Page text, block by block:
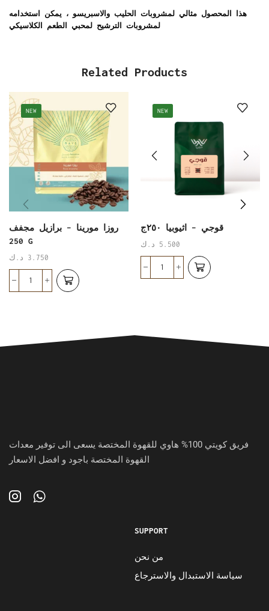
هذا المحصول مثالي لمشروبات الحليب والاسبريسو ، يمكن استخدامه
لمشروبات الترشيح لمحبي الطعم الكلاسيكي
Related Products
NEW
روزا مورينا – برازيل مجفف
250 G
3.750 د.ك
NEW
قوجي – اثيوبيا ٢٥٠ج
5.500 د.ك
فريق كويتي 100% هاوي للقهوة المختصة يسعى الى توفير معدات
القهوة المختصة باجود و افضل الاسعار
SUPPORT
من نحن
سياسة الاستبدال والاسترجاع